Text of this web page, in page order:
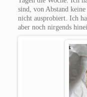
sind, von Abstand keine
nicht ausprobiert. Ich
aber noch nirgends